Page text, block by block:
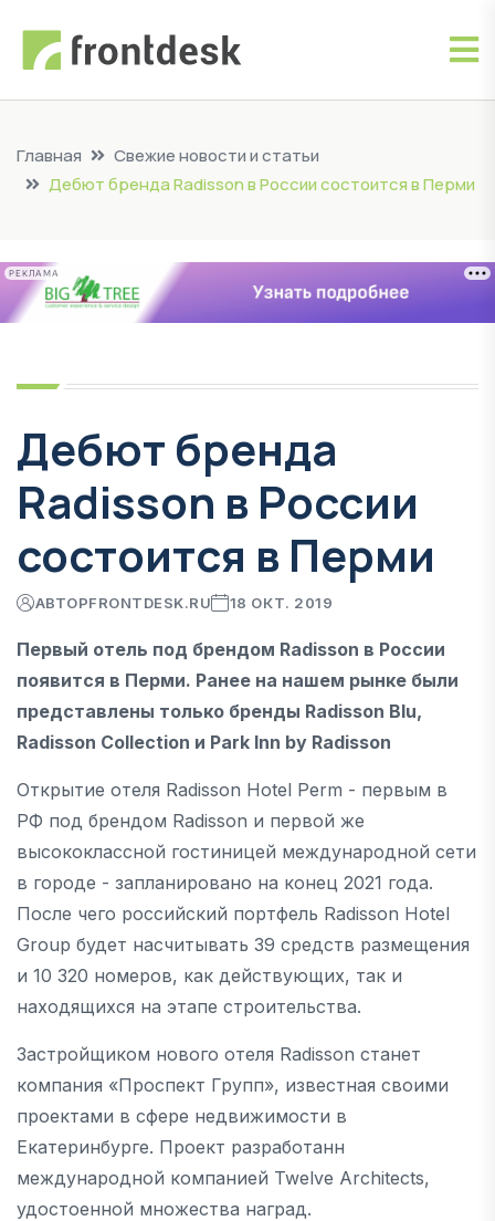
Главная
Свежие новости и статьи
Дебют бренда Radisson в России состоится в Перми
РЕКЛАМА
Дебют бренда
Radisson в России
состоится в Перми
АВТОРFRONTDESK.RU 18 ОКТ. 2019
Первый отель под брендом Radisson в России
появится в Перми. Ранее на нашем рынке были
представлены только бренды Radisson Blu,
Radisson Collection и Park Inn by Radisson
Открытие отеля Radisson Hotel Perm - первым в
РФ под брендом Radisson и первой же
высококлассной гостиницей международной сети
в городе - запланировано на конец 2021 года.
После чего российский портфель Radisson Hotel
Group будет насчитывать 39 средств размещения
и 10 320 номеров, как действующих, так и
находящихся на этапе строительства.
Застройщиком нового отеля Radisson станет
компания «Проспект Групп», известная своими
проектами в сфере недвижимости в
Екатеринбурге. Проект разработанн
международной компанией Twelve Architects,
удостоенной множества наград.